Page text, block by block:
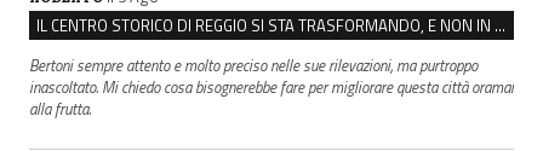
IL CENTRO STORICO DI REGGIO SI STA TRASFORMANDO, E NON IN MEGLIO
Bertoni sempre attento e molto preciso nelle sue rilevazioni, ma purtroppo
inascoltato. Mi chiedo cosa bisognerebbe fare per migliorare questa città oramai
alla frutta.